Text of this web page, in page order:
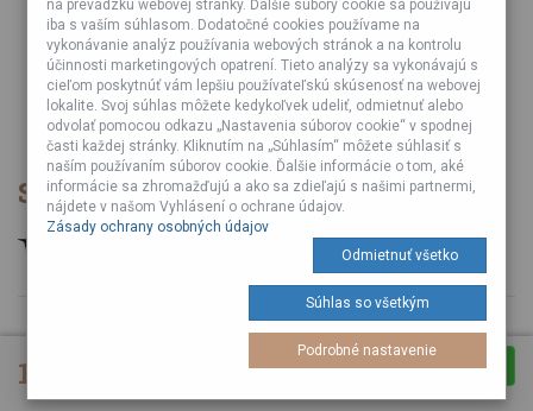
19,90 € Pridať do košíka
Podujatia
Teambuildingy pre firmy
Servis bubnov
Foto a video z podujatí
Veľkoobchod
Spôsob platby
od Tuli A Tuli Laboratories s. r. o.
Nastavenia cookies
na prevádzku webovej stránky. Ďalšie súbory cookie sa používajú
iba s vaším súhlasom. Dodatočné cookies používame na
vykonávanie analýz používania webových stránok a na kontrolu
účinnosti marketingových opatrení. Tieto analýzy sa vykonávajú s
cieľom poskytnúť vám lepšiu používateľskú skúsenosť na webovej
lokalite. Svoj súhlas môžete kedykoľvek udeliť, odmietnuť alebo
odvolať pomocou odkazu „Nastavenia súborov cookie“ v spodnej
časti každej stránky. Kliknutím na „Súhlasím“ môžete súhlasiť s
naším používaním súborov cookie. Ďalšie informácie o tom, aké
informácie sa zhromažďujú a ako sa zdieľajú s našimi partnermi,
nájdete v našom Vyhlásení o ochrane údajov.
Zásady ochrany osobných údajov
Odmietnuť všetko
Súhlas so všetkým
Podrobné nastavenie